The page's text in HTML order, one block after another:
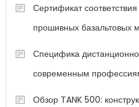
Сертификат
прошивных базальтовых
Специфика
современным
Обзор TANK 500: